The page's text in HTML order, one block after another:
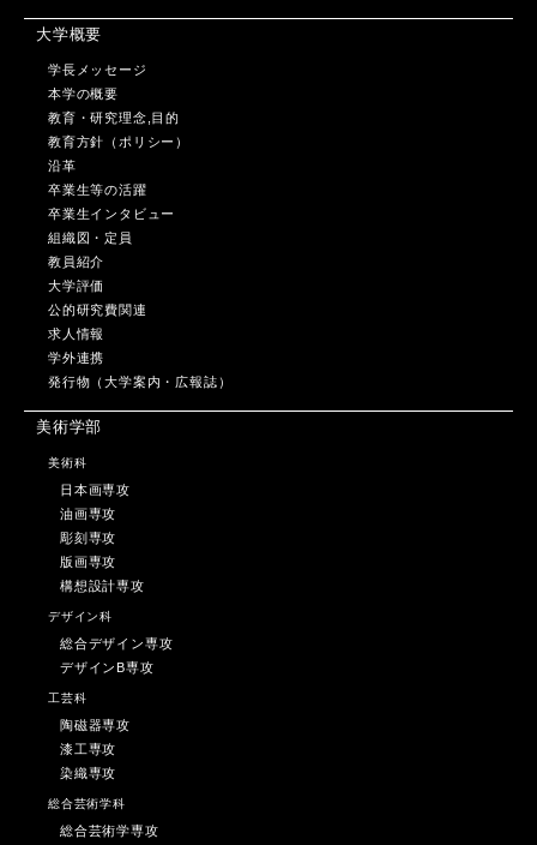
大学概要
学長メッセージ
本学の概要
教育・研究理念,目的
教育方針（ポリシー）
沿革
卒業生等の活躍
卒業生インタビュー
組織図・定員
教員紹介
大学評価
公的研究費関連
求人情報
学外連携
発行物（大学案内・広報誌）
美術学部
美術科
日本画専攻
油画専攻
彫刻専攻
版画専攻
構想設計専攻
デザイン科
総合デザイン専攻
デザインB専攻
工芸科
陶磁器専攻
漆工専攻
染織専攻
総合芸術学科
総合芸術学専攻